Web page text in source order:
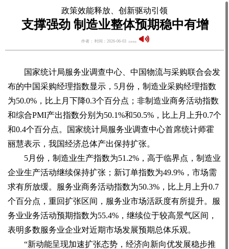
政策效能释放、创新驱动引领
支撑强劲 制造业整体预期稳中有增
作者： 时间：2026-06-03 语音阅读：
国家统计局服务业调查中心、中国物流与采购联合会发
布的中国采购经理指数显示，5月份，制造业采购经理指数
为50.0%，比上月下降0.3个百分点；非制造业商务活动指数
和综合PMI产出指数分别为50.1%和50.5%，比上月上升0.7个
和0.4个百分点。国家统计局服务业调查中心首席统计师霍
丽慧表示，我国经济总体产出保持扩张。
5月份，制造业生产指数为51.2%，高于临界点，制造业
企业生产活动继续保持扩张；新订单指数为49.9%，市场需
求有所放缓。服务业商务活动指数为50.3%，比上月上升0.7
个百分点，重回扩张区间，服务业市场活跃度有所提升。服
务业业务活动预期指数为55.4%，继续位于较高景气区间，
表明多数服务业企业对近期市场发展预期总体乐观。
“新动能呈现加速扩张态势，经济向新向优发展稳步推